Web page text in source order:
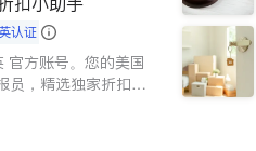
认证
官方账号。您的美国
员，精选独家折扣、